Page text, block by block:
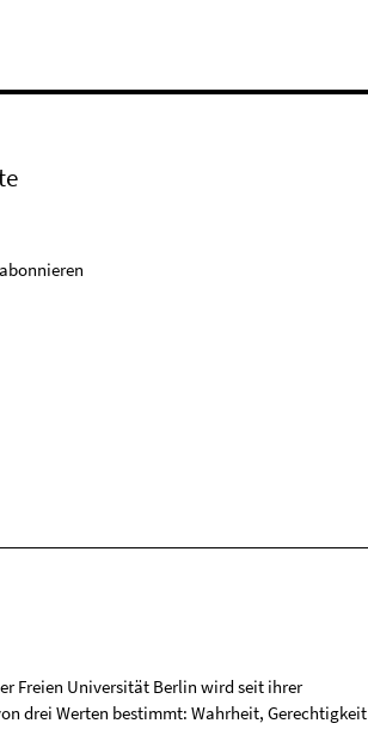
Freien Universität Berlin wird seit ihrer
drei Werten bestimmt: Wahrheit, Gerechtigkeit